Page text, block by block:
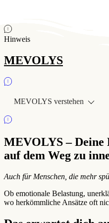
Hinweis
MEVOLYS
MEVOLYS verstehen
MEVOLYS – Deine
auf dem Weg zu
Auch für Menschen, die mehr
Ob emotionale Belastung,
wo herkömmliche Ansätze oft